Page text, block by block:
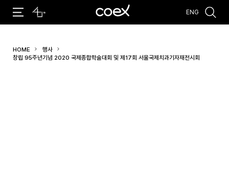
#코엑스 전시
#컨퍼런스
ENG
HOME
행사
창립 95주년기념 2020 국제종합학술대회 및 제17회 서울국제치과기자재전시회